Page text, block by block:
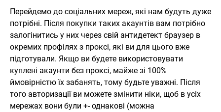
Перейдемо до соціальних мереж, які нам будуть дуже
потрібні. Після покупки таких акаунтів вам потрібно
залогінитись у них через свій антидетект браузер в
окремих профілях з проксі, які ви для цього вже
підготували. Якщо ви будете використовувати
куплені акаунти без проксі, майже зі 100%
ймовірністю їх забанять, тому будьте уважні. Після
того авторизації ви можете змінити ніки, щоб в усіх
мережах вони були +- однакові (можна